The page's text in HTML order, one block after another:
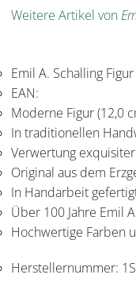
Weitere Artikel von
Emil A. Schalling
EAN:
Moderne Figur (12,0
In traditionellen
Verwertung
Original aus dem
In Handarbeit
Über 100 Jahre Emil
Hochwertige Farben
Herstellernummer: